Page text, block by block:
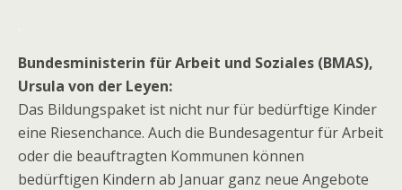
Bundesministerin für Arbeit und Soziales (BMAS),
Ursula von der Leyen:
Das Bildungspaket ist nicht nur für bedürftige Kinder
eine Riesenchance. Auch die Bundesagentur für Arbeit
oder die beauftragten Kommunen können
bedürftigen Kindern ab Januar ganz neue Angebote